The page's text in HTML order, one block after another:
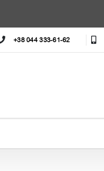
+38 044 333-61-62